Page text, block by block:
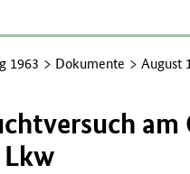
1963 Dokumente August
am